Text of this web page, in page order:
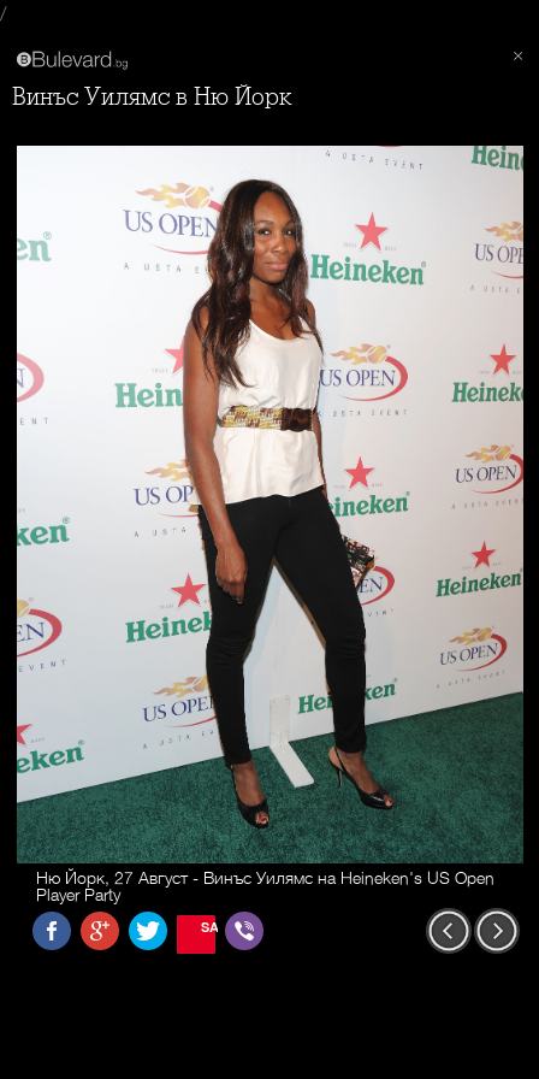
/
Винъс Уилямс в Ню Йорк
Ню Йорк, 27 Август - Винъс Уилямс на Heineken's US Open
Player Party
SAVE